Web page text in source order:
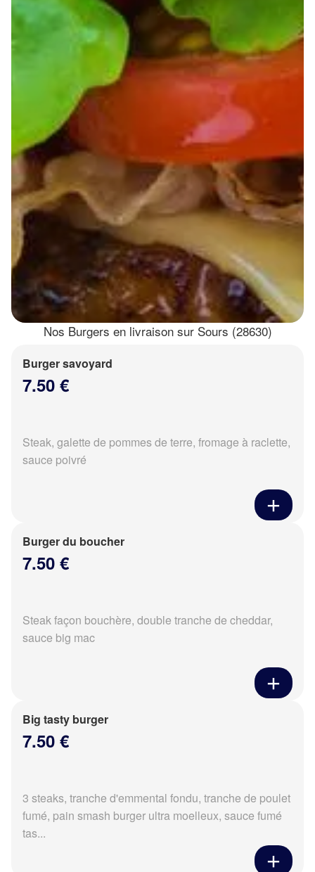
Nos Burgers en livraison sur Sours (28630)
Burger savoyard
7.50 €
Steak, galette de pommes de terre, fromage à raclette,
sauce poivré
Burger du boucher
7.50 €
Steak façon bouchère, double tranche de cheddar,
sauce big mac
Big tasty burger
7.50 €
3 steaks, tranche d'emmental fondu, tranche de poulet
fumé, pain smash burger ultra moelleux, sauce fumé
tas...